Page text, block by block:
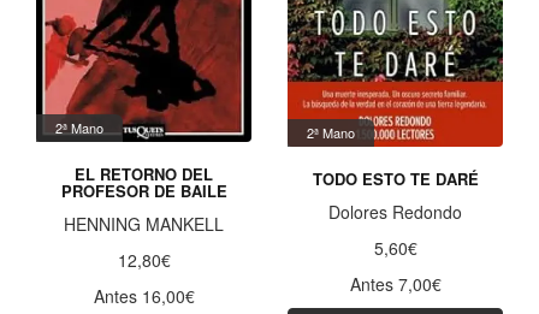
2ª Mano
EL RETORNO DEL
PROFESOR DE BAILE
HENNING MANKELL
12,80€
Antes 16,00€
2ª Mano
TODO ESTO TE DARÉ
Dolores Redondo
5,60€
Antes 7,00€